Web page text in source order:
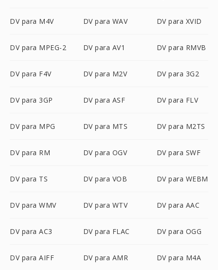
DV para M4V DV para WAV DV para XVID
DV para MPEG-2 DV para AV1 DV para RMVB
DV para F4V DV para M2V DV para 3G2
DV para 3GP DV para ASF DV para FLV
DV para MPG DV para MTS DV para M2TS
DV para RM DV para OGV DV para SWF
DV para TS DV para VOB DV para WEBM
DV para WMV DV para WTV DV para AAC
DV para AC3 DV para FLAC DV para OGG
DV para AIFF DV para AMR DV para M4A